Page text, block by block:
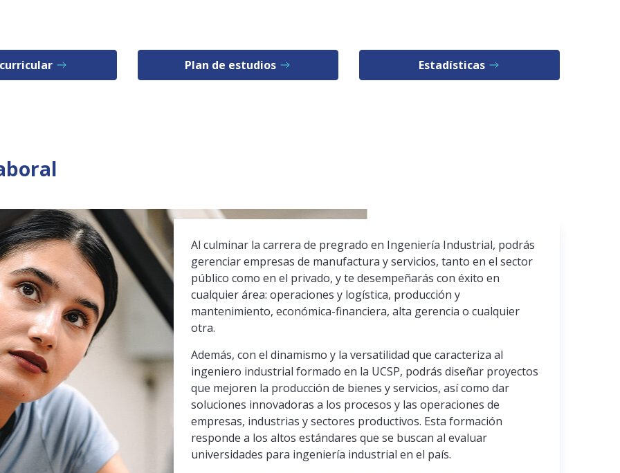
Plan de estudios Estadísticas
Al culminar la carrera de pregrado en Ingeniería Industrial, podrás
gerenciar empresas de manufactura y servicios, tanto en el sector
público como en el privado, y te desempeñarás con éxito en
cualquier área: operaciones y logística, producción y
mantenimiento, económica-financiera, alta gerencia o cualquier
otra.
Además, con el dinamismo y la versatilidad que caracteriza al
ingeniero industrial formado en la UCSP, podrás diseñar proyectos
que mejoren la producción de bienes y servicios, así como dar
soluciones innovadoras a los procesos y las operaciones de
empresas, industrias y sectores productivos. Esta formación
responde a los altos estándares que se buscan al evaluar
universidades para ingeniería industrial en el país.